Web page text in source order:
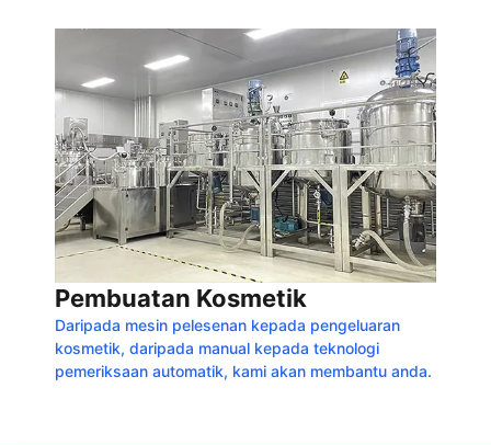
Pembuatan Kosmetik
Daripada mesin pelesenan kepada pengeluaran
kosmetik, daripada manual kepada teknologi
pemeriksaan automatik, kami akan membantu anda.